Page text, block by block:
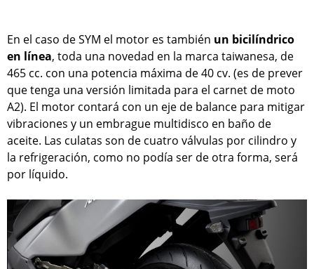
En el caso de SYM el motor es también un bicilíndrico
en línea, toda una novedad en la marca taiwanesa, de
465 cc. con una potencia máxima de 40 cv. (es de prever
que tenga una versión limitada para el carnet de moto
A2). El motor contará con un eje de balance para mitigar
vibraciones y un embrague multidisco en baño de
aceite. Las culatas son de cuatro válvulas por cilindro y
la refrigeración, como no podía ser de otra forma, será
por líquido.